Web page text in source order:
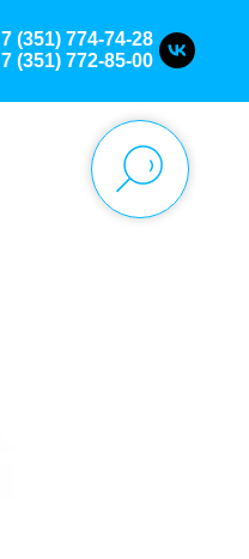
7 (351) 774-74-28
7 (351) 772-85-00